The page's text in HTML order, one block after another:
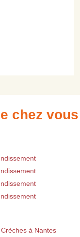
chez vous
Crèches à Nantes